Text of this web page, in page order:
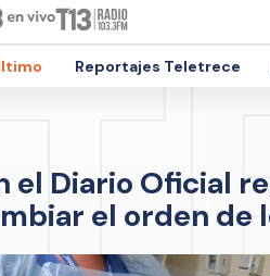
Reportajes Teletrece
el Diario Oficial
el orden de